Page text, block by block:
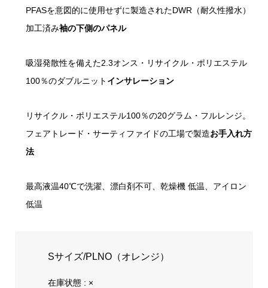
PFASを意図的に使用せずに製造されたDWR（耐久性撥水）
加工済み袖の下側のパネル
吸湿発散性を備えた2.3オンス・リサイクル・ポリエステル
100％のダブルニット インサレーション
リサイクル・ポリエステル100％の20グラム・フルレンジ。
フェアトレード・サーティファイドの工場で製造お手入れ方
法
最高液温40℃で洗濯、漂白剤不可、乾燥機 低温、アイロン
低温
Sサイズ/PLNO（オレンジ）
在庫状態 : ×